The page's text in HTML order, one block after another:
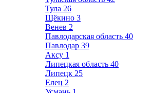
Тула 26
Щёкино 3
Венев 2
Павлодарская область 40
Павлодар 39
Аксу 1
Липецкая область 40
Липецк 25
Елец 2